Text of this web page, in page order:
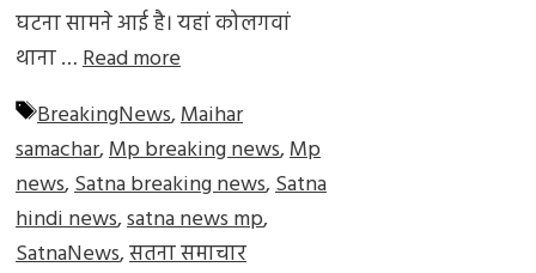
घटना सामने आई है। यहां कोलगवां
थाना …Read more
Tags
BreakingNews,Maihar
samachar,Mp breaking news,Mp
news,Satna breaking news,Satna
hindi news,satna news mp,
SatnaNews,सतना समाचार